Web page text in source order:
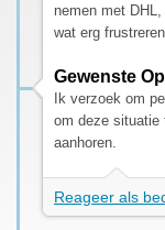
nemen met
wat erg
Gewenste
Ik verzoek om
om deze situatie
aanhoren.
Reageer als